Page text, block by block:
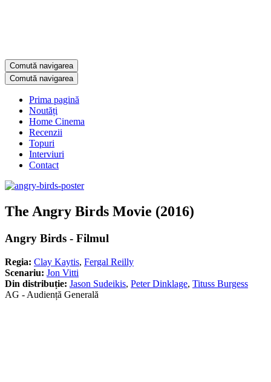
Comută navigarea
Comută navigarea
Prima pagină
Noutăți
Home Cinema
Recenzii
Topuri
Interviuri
Contact
The Angry Birds Movie (2016)
Angry Birds - Filmul
Regia: Clay Kaytis, Fergal Reilly
Scenariu: Jon Vitti
Din distribuție: Jason Sudeikis, Peter Dinklage, Tituss Burgess
AG - Audiență Generală